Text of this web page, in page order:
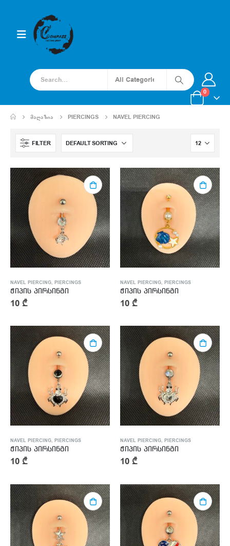
0
ᲛᲐᲦᲐᲖᲘᲐ PIERCINGS NAVEL PIERCING
FILTER
NAVEL PIERCING, PIERCINGS
ჭიპის პირსინგი
10 ₾
NAVEL PIERCING, PIERCINGS
ჭიპის პირსინგი
10 ₾
NAVEL PIERCING, PIERCINGS
ჭიპის პირსინგი
10 ₾
NAVEL PIERCING, PIERCINGS
ჭიპის პირსინგი
10 ₾